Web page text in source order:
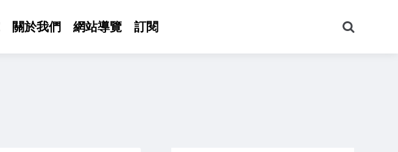
關於我們 網站導覽 訂閱
尋